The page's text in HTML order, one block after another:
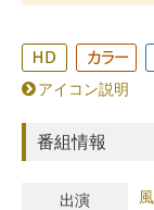
アイコン説明
番組情報
出演